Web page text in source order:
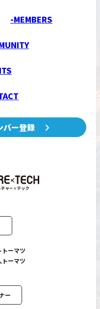
-MEMBERS
バー登録
ーマツ
ーマツ
ー